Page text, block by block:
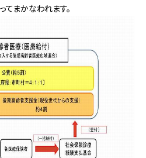
てまかなわれます。